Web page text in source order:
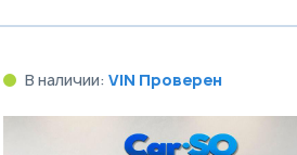
В наличии: VIN Проверен